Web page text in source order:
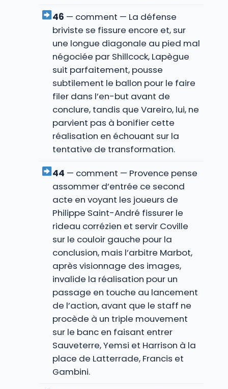
46 — comment — La défense
briviste se fissure encore et, sur
une longue diagonale au pied mal
négociée par Shillcock, Lapègue
suit parfaitement, pousse
subtilement le ballon pour le faire
filer dans l’en-but avant de
conclure, tandis que Vareiro, lui, ne
parvient pas à bonifier cette
réalisation en échouant sur la
tentative de transformation.
44 — comment — Provence pense
assommer d’entrée ce second
acte en voyant les joueurs de
Philippe Saint-André fissurer le
rideau corrézien et servir Coville
sur le couloir gauche pour la
conclusion, mais l’arbitre Marbot,
après visionnage des images,
invalide la réalisation pour un
passage en touche au lancement
de l’action, avant que le staff ne
procède à un triple mouvement
sur le banc en faisant entrer
Sauveterre, Yemsi et Harrison à la
place de Latterrade, Francis et
Gambini.